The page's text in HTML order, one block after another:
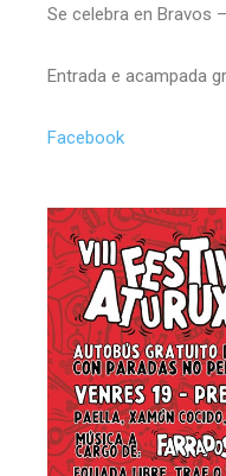
Se celebra en Bravos
Entrada e acampada
Facebook